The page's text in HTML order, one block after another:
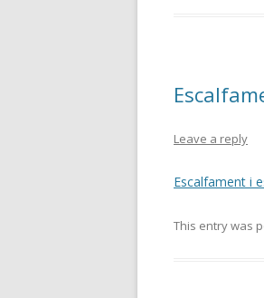
Leave a reply
Escalfament i
This entry was